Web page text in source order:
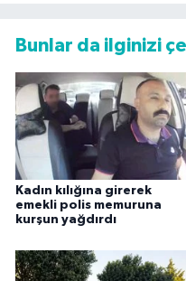
Bunlar da ilginizi
Kadın kılığına girerek
emekli polis memuruna
kurşun yağdırdı